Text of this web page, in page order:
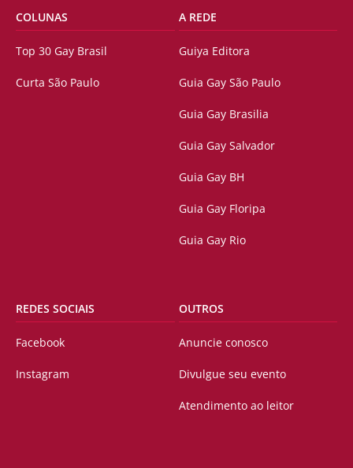
COLUNAS
Top 30 Gay Brasil
Curta São Paulo
A REDE
Guiya Editora
Guia Gay São Paulo
Guia Gay Brasilia
Guia Gay Salvador
Guia Gay BH
Guia Gay Floripa
Guia Gay Rio
REDES SOCIAIS
Facebook
Instagram
OUTROS
Anuncie conosco
Divulgue seu evento
Atendimento ao leitor